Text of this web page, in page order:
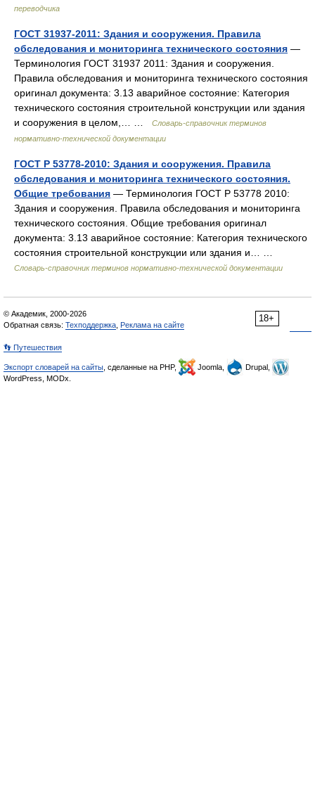
переводчика
ГОСТ 31937-2011: Здания и сооружения. Правила
обследования и мониторинга технического состояния —
Терминология ГОСТ 31937 2011: Здания и сооружения.
Правила обследования и мониторинга технического состояния
оригинал документа: 3.13 аварийное состояние: Категория
технического состояния строительной конструкции или здания
и сооружения в целом,… …
Словарь-справочник терминов
нормативно-технической документации
ГОСТ Р 53778-2010: Здания и сооружения. Правила
обследования и мониторинга технического состояния.
Общие требования — Терминология ГОСТ Р 53778 2010:
Здания и сооружения. Правила обследования и мониторинга
технического состояния. Общие требования оригинал
документа: 3.13 аварийное состояние: Категория технического
состояния строительной конструкции или здания и… …
Словарь-справочник терминов нормативно-технической документации
18+
© Академик, 2000-2026
Обратная связь: Техподдержка Реклама на сайте
👣 Путешествия
Экспорт словарей на сайты , сделанные на PHP, Joomla,
Drupal,
WordPress, MODx.